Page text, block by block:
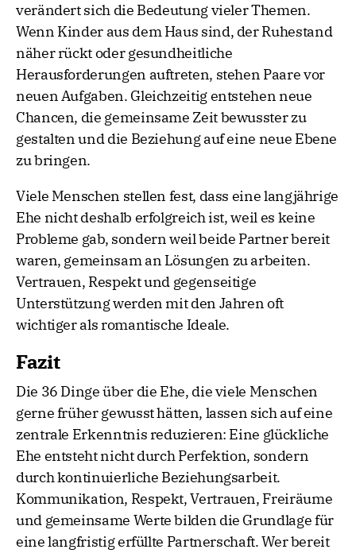
verändert sich die Bedeutung vieler Themen.
Wenn Kinder aus dem Haus sind, der Ruhestand
näher rückt oder gesundheitliche
Herausforderungen auftreten, stehen Paare vor
neuen Aufgaben. Gleichzeitig entstehen neue
Chancen, die gemeinsame Zeit bewusster zu
gestalten und die Beziehung auf eine neue Ebene
zu bringen.
Viele Menschen stellen fest, dass eine langjährige
Ehe nicht deshalb erfolgreich ist, weil es keine
Probleme gab, sondern weil beide Partner bereit
waren, gemeinsam an Lösungen zu arbeiten.
Vertrauen, Respekt und gegenseitige
Unterstützung werden mit den Jahren oft
wichtiger als romantische Ideale.
Fazit
Die 36 Dinge über die Ehe, die viele Menschen
gerne früher gewusst hätten, lassen sich auf eine
zentrale Erkenntnis reduzieren: Eine glückliche
Ehe entsteht nicht durch Perfektion, sondern
durch kontinuierliche Beziehungsarbeit.
Kommunikation, Respekt, Vertrauen, Freiräume
und gemeinsame Werte bilden die Grundlage für
eine langfristig erfüllte Partnerschaft. Wer bereit